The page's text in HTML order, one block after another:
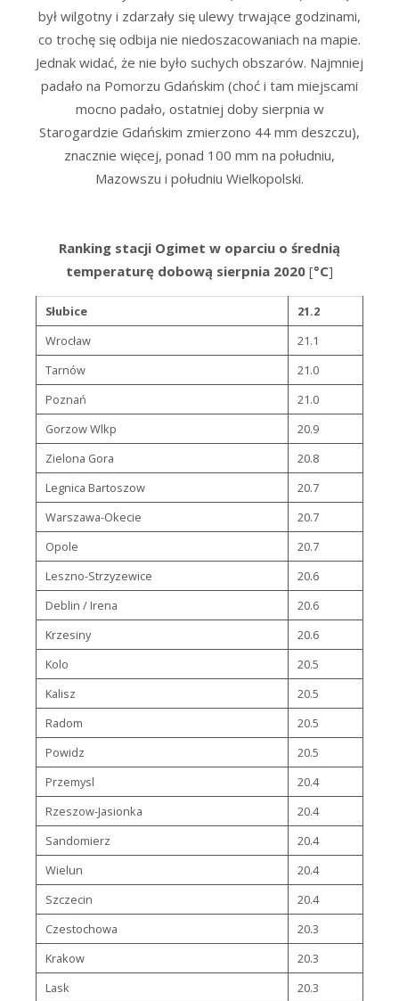
był wilgotny i zdarzały się ulewy trwające godzinami,
co trochę się odbija nie niedoszacowaniach na mapie.
Jednak widać, że nie było suchych obszarów. Najmniej
padało na Pomorzu Gdańskim (choć i tam miejscami
mocno padało, ostatniej doby sierpnia w
Starogardzie Gdańskim zmierzono 44 mm deszczu),
znacznie więcej, ponad 100 mm na południu,
Mazowszu i południu Wielkopolski.
Ranking stacji Ogimet w oparciu o średnią
temperaturę dobową sierpnia 2020 [°C]
Słubice
21.2
Wrocław
21.1
Tarnów
21.0
Poznań
21.0
Gorzow Wlkp
20.9
Zielona Gora
20.8
Legnica Bartoszow
20.7
Warszawa-Okecie
20.7
Opole
20.7
Leszno-Strzyzewice
20.6
Deblin / Irena
20.6
Krzesiny
20.6
Kolo
20.5
Kalisz
20.5
Radom
20.5
Powidz
20.5
Przemysl
20.4
Rzeszow-Jasionka
20.4
Sandomierz
20.4
Wielun
20.4
Szczecin
20.4
Czestochowa
20.3
Krakow
20.3
Lask
20.3